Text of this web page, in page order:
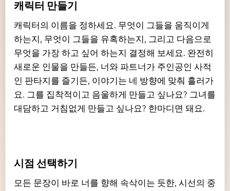
캐릭터 만들기
캐릭터의 이름을 정하세요. 무엇이 그들을 움직이게
하는지, 무엇이 그들을 유혹하는지, 그리고 다음으로
무엇을 가장 하고 싶어 하는지 결정해 보세요. 완전히
새로운 인물을 만들든, 너와 파트너가 주인공인 사적
인 판타지를 즐기든, 이야기는 네 방향에 맞춰 흘러가
요. 그를 집착적이고 음울하게 만들고 싶나요? 그녀를
대담하고 거침없게 만들고 싶나요? 한마디면 돼요.
시점 선택하기
모든 문장이 바로 너를 향해 속삭이는 듯한, 시선의 중